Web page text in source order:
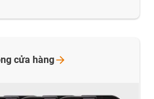
cửa hàng